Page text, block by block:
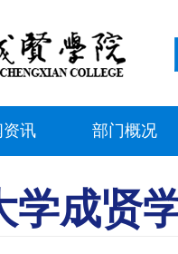
资讯 部门概况
学成贤